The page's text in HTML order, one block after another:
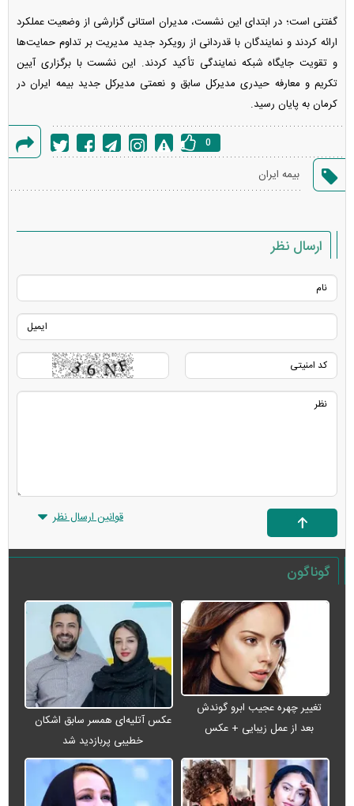
گفتنی است؛ در ابتدای این نشست، مدیران استانی گزارشی از وضعیت عملکرد
ارائه کردند و نمایندگان با قدردانی از رویکرد جدید مدیریت بر تداوم حمایت‌ها
و تقویت جایگاه شبکه نمایندگی تأکید کردند. این نشست با برگزاری آیین
تکریم و معارفه حیدری مدیرکل سابق و نعمتی مدیرکل جدید بیمه ایران در
کرمان به پایان رسید.
خطا
0
بیمه ایران
ارسال نظر
قوانین ارسال نظر
گوناگون
تغییر چهره عجیب ابرو گوندش
بعد از عمل زیبایی + عکس
عکس آتلیه‌ای همسر سابق اشکان
خطیبی پربازدید شد